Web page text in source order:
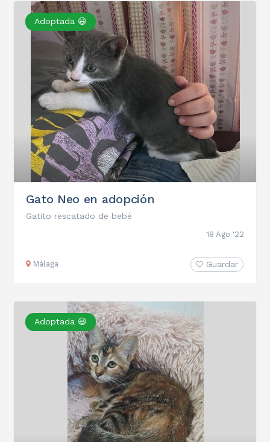
Adoptada 😃
Gato Neo en adopción
Gatito rescatado de bebé
18 Ago '22
Málaga Guardar
Adoptada 😃